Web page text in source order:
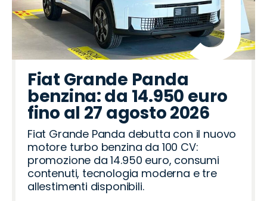
Fiat Grande Panda
benzina: da 14.950 euro
fino al 27 agosto 2026
Fiat Grande Panda debutta con il nuovo
motore turbo benzina da 100 CV:
promozione da 14.950 euro, consumi
contenuti, tecnologia moderna e tre
allestimenti disponibili.